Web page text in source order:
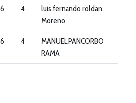
6 4
luis fernando roldan
Moreno
6 4
MANUEL PANCORBO
RAMA